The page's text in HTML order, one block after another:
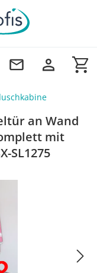
an Wand
mit
SL1275